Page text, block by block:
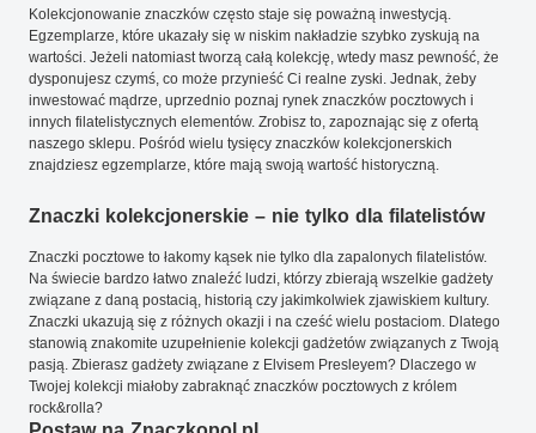
Kolekcjonowanie znaczków często staje się poważną inwestycją.
Egzemplarze, które ukazały się w niskim nakładzie szybko zyskują na
wartości. Jeżeli natomiast tworzą całą kolekcję, wtedy masz pewność, że
dysponujesz czymś, co może przynieść Ci realne zyski. Jednak, żeby
inwestować mądrze, uprzednio poznaj rynek znaczków pocztowych i
innych filatelistycznych elementów. Zrobisz to, zapoznając się z ofertą
naszego sklepu. Pośród wielu tysięcy znaczków kolekcjonerskich
znajdziesz egzemplarze, które mają swoją wartość historyczną.
Znaczki kolekcjonerskie – nie tylko dla filatelistów
Znaczki pocztowe to łakomy kąsek nie tylko dla zapalonych filatelistów.
Na świecie bardzo łatwo znaleźć ludzi, którzy zbierają wszelkie gadżety
związane z daną postacią, historią czy jakimkolwiek zjawiskiem kultury.
Znaczki ukazują się z różnych okazji i na cześć wielu postaciom. Dlatego
stanowią znakomite uzupełnienie kolekcji gadżetów związanych z Twoją
pasją. Zbierasz gadżety związane z Elvisem Presleyem? Dlaczego w
Twojej kolekcji miałoby zabraknąć znaczków pocztowych z królem
rock&rolla?